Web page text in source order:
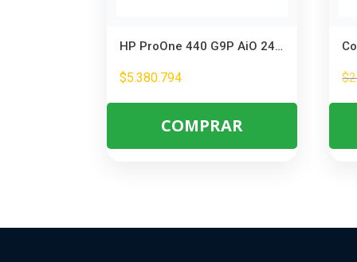
HP ProOne 440 G9P AiO 24 Core i7-14700 – Todo en Uno para Oficina y Diseño
$5.380.794
COMPRAR
$